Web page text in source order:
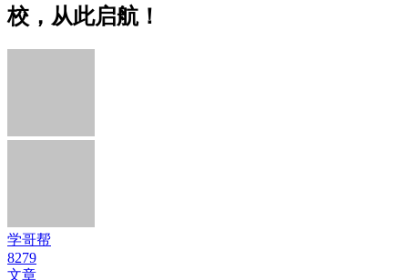
校，从此启航！
学哥帮
8279
文章